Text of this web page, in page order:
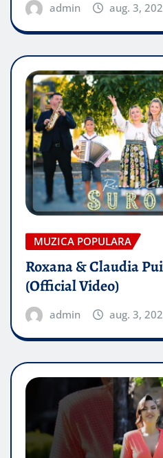
admin aug. 3,
MUZICA POPULARA
Roxana & Claudia
(Official Video)
admin aug. 3,